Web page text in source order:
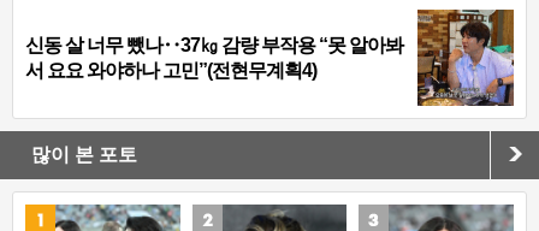
신동 살 너무 뺐나‥37㎏ 감량 부작용 “못 알아봐
서 요요 와야하나 고민”(전현무계획4)
많이 본 포토